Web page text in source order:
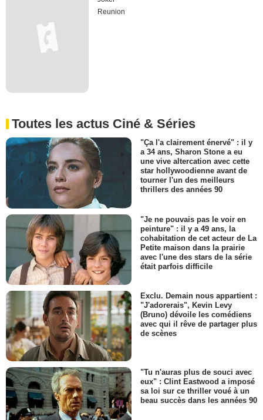
Reunion
Toutes les actus Ciné & Séries
"Ça l'a clairement énervé" : il y
a 34 ans, Sharon Stone a eu
une vive altercation avec cette
star hollywoodienne avant de
tourner l'un des meilleurs
thrillers des années 90
"Je ne pouvais pas le voir en
peinture" : il y a 49 ans, la
cohabitation de cet acteur de La
Petite maison dans la prairie
avec l'une des stars de la série
était parfois difficile
Exclu. Demain nous appartient :
"J'adorerais", Kevin Levy
(Bruno) dévoile les comédiens
avec qui il rêve de partager plus
de scènes
"Tu n'auras plus de souci avec
eux" : Clint Eastwood a imposé
sa loi sur ce thriller voué à un
beau succès dans les années 90